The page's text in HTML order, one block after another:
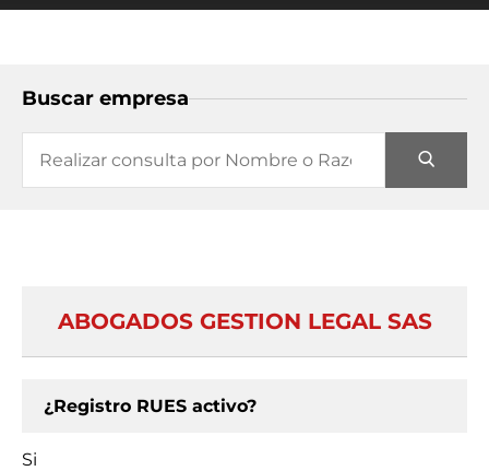
Buscar empresa
ABOGADOS GESTION LEGAL SAS
¿Registro RUES activo?
Si